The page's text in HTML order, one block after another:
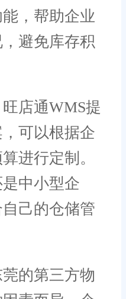
，帮助企业
避免库存积
店通WMS提
可以根据企
进行定制。
中小型企
己的仓储管
的第三方物